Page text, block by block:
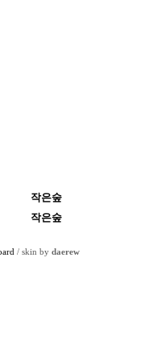
작은숲
작은숲
/ skin by daerew